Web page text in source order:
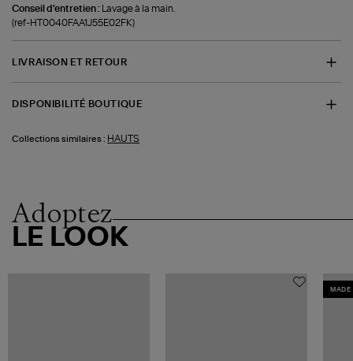
Conseil d'entretien :
Lavage à la main.
(ref-HT0040FAA1J55E02FK)
LIVRAISON ET RETOUR
DISPONIBILITÉ BOUTIQUE
Collections similaires : HAUTS
Adoptez
LE LOOK
MADE